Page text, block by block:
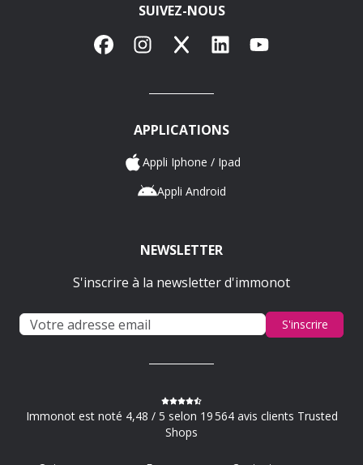
SUIVEZ-NOUS
FacebookInstagram
X LinkedInYouTube
APPLICATIONS
Appli Iphone / Ipad
Appli Android
NEWSLETTER
S'inscrire à la newsletter d'immonot
S'inscrire
Immonot est noté 4,48 / 5 selon 19 564 avis clients Trusted
Shops